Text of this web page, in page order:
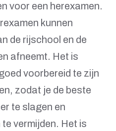
voor een herexamen.
kunnen
de rijschool en de
afneemt. Het is
voorbereid te zijn
zodat je de beste
te slagen en
vermijden. Het is